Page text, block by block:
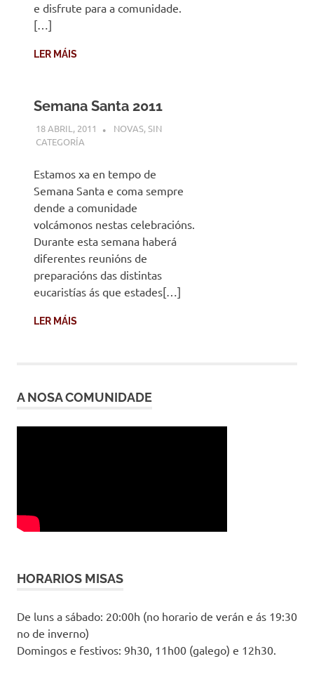
e disfrute para a comunidade.
[…]
LER MÁIS
Semana Santa 2011
18 ABRIL, 2011 DESARROLLO
NOVAS,SIN
CATEGORÍA
Estamos xa en tempo de
Semana Santa e coma sempre
dende a comunidade
volcámonos nestas celebracións.
Durante esta semana haberá
diferentes reunións de
preparacións das distintas
eucaristías ás que estades[…]
LER MÁIS
A NOSA COMUNIDADE
HORARIOS MISAS
De luns a sábado: 20:00h (no horario de verán e ás 19:30
no de inverno)
Domingos e festivos: 9h30, 11h00 (galego) e 12h30.